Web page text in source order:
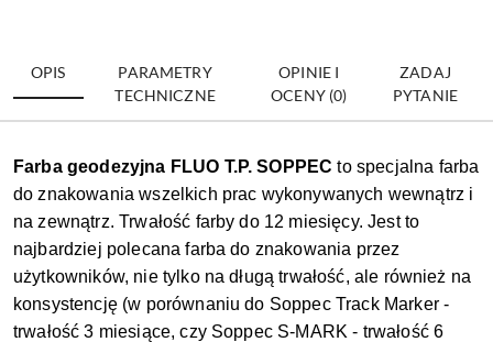
OPIS
PARAMETRY
TECHNICZNE
OPINIE I
OCENY (0)
ZADAJ
PYTANIE
Farba geodezyjna FLUO T.P. SOPPECto specjalna farba
do znakowania wszelkich prac wykonywanych wewnątrz i
na zewnątrz. Trwałość farby do 12 miesięcy. Jest to
najbardziej polecana farba do znakowania przez
użytkowników, nie tylko na długą trwałość, ale również na
konsystencję (w porównaniu do Soppec Track Marker -
trwałość 3 miesiące, czy Soppec S-MARK - trwałość 6